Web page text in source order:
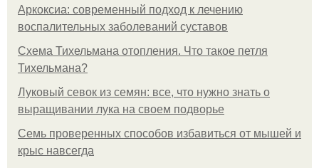
Аркоксиа: современный подход к лечению
воспалительных заболеваний суставов
Схема Тихельмана отопления. Что такое петля
Тихельмана?
Луковый севок из семян: все, что нужно знать о
выращивании лука на своем подворье
Семь проверенных способов избавиться от мышей и
крыс навсегда